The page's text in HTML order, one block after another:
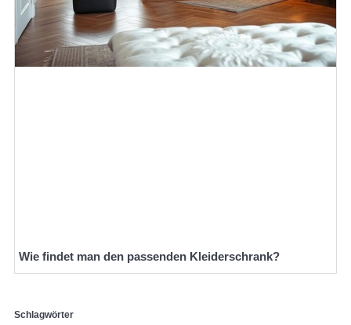
Wie findet man den passenden Kleiderschrank?
Schlagwörter